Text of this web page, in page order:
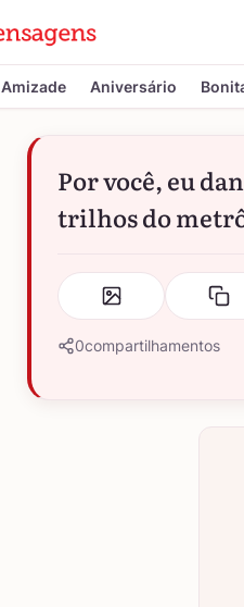
Amizade Aniversário
Por você, eu
trilhos do
0compartilhamentos